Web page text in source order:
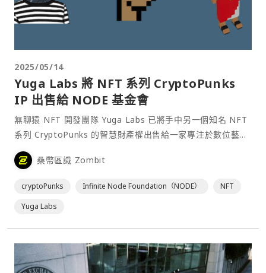
2025/05/14
Yuga Labs 將 NFT 系列 CryptoPunks
IP 出售給 NODE 基金會
無聊猿 NFT 開發團隊 Yuga Labs 已將手中另一個知名 NFT
系列 CryptoPunks 的智慧財產權出售給一家專注於數位藝術
的非營利組織 Infinite Node Foundation（NODE），交易
的具體條款未對外公布。⋯
桑幣區識 Zombit
cryptoPunks Infinite Node Foundation（NODE）
NFT
Yuga Labs